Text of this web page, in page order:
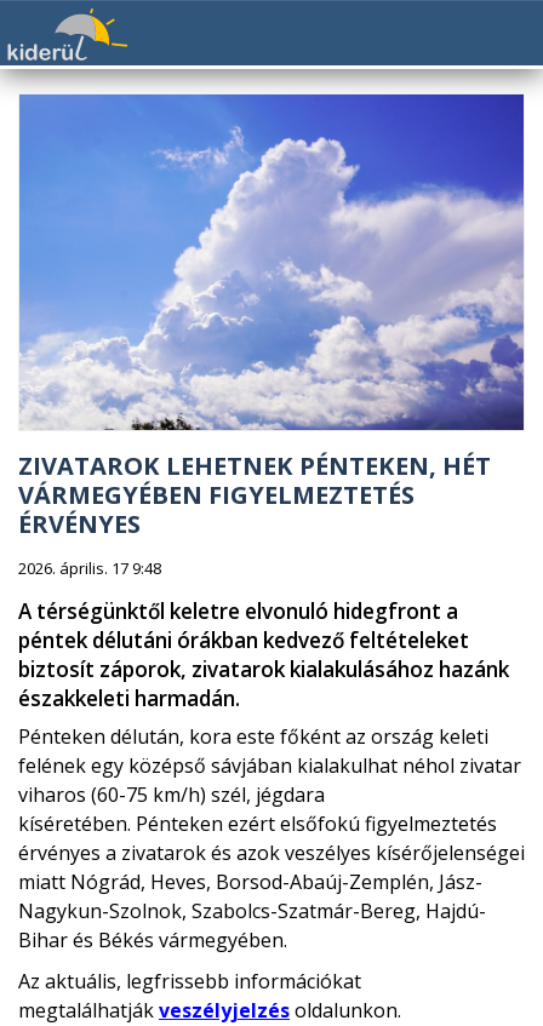
ZIVATAROK LEHETNEK PÉNTEKEN, HÉT
VÁRMEGYÉBEN FIGYELMEZTETÉS
ÉRVÉNYES
2026. április. 17 9:48
A térségünktől keletre elvonuló hidegfront a
péntek délutáni órákban kedvező feltételeket
biztosít záporok, zivatarok kialakulásához hazánk
északkeleti harmadán.
Pénteken délután, kora este főként az ország keleti
felének egy középső sávjában kialakulhat néhol zivatar
viharos (60-75 km/h) szél, jégdara
kíséretében. Pénteken ezért elsőfokú figyelmeztetés
érvényes a zivatarok és azok veszélyes kísérőjelenségei
miatt Nógrád, Heves, Borsod-Abaúj-Zemplén, Jász-
Nagykun-Szolnok, Szabolcs-Szatmár-Bereg, Hajdú-
Bihar és Békés vármegyében.
Az aktuális, legfrissebb információkat
megtalálhatjákveszélyjelzésoldalunkon.